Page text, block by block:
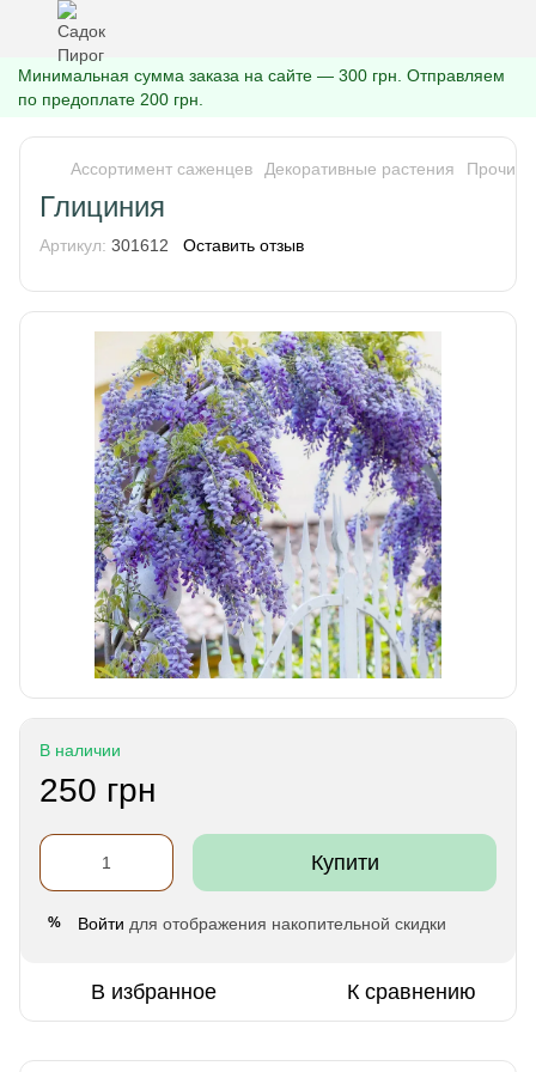
Минимальная сумма заказа на сайте — 300 грн. Отправляем
по предоплате 200 грн.
Ассортимент саженцев Декоративные растения Прочие
Глициния
Артикул: 301612 Оставить отзыв
В наличии
250 грн
Купити
% Войти для отображения накопительной скидки
В избранное К сравнению